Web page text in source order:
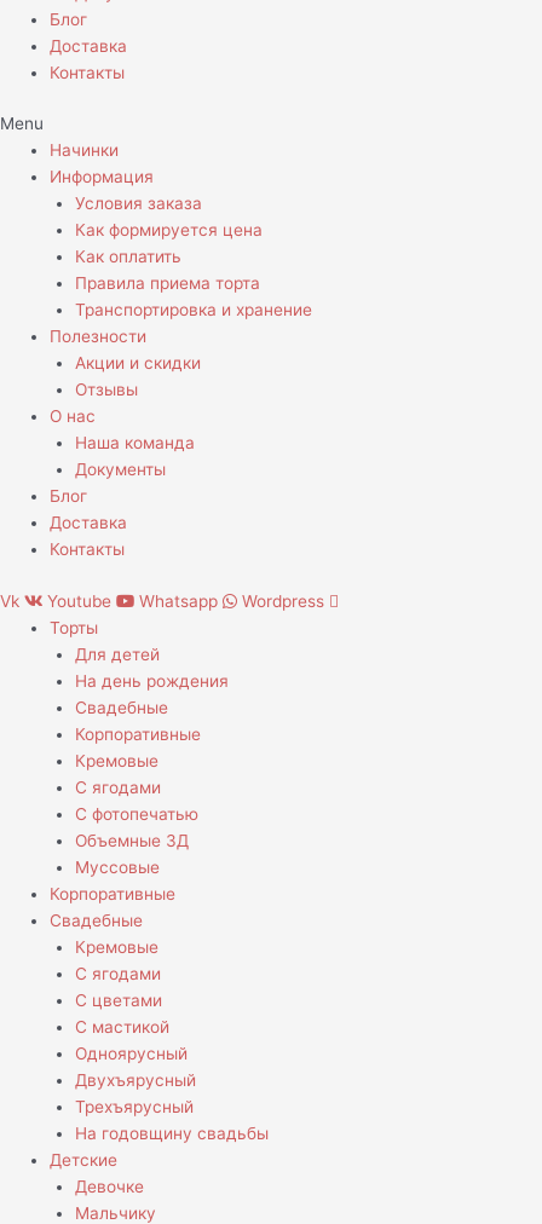
Блог
Доставка
Контакты
Menu
Начинки
Информация
Условия заказа
Как формируется цена
Как оплатить
Правила приема торта
Транспортировка и хранение
Полезности
Акции и скидки
Отзывы
О нас
Наша команда
Документы
Блог
Доставка
Контакты
Vk Youtube Whatsapp
Wordpress
Торты
Для детей
На день рождения
Свадебные
Корпоративные
Кремовые
С ягодами
С фотопечатью
Объемные 3Д
Муссовые
Корпоративные
Свадебные
Кремовые
С ягодами
С цветами
С мастикой
Одноярусный
Двухъярусный
Трехъярусный
На годовщину свадьбы
Детские
Девочке
Мальчику